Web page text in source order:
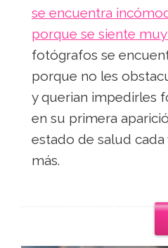
se encuentra
porque se siente
fotógrafos se
porque no les
y querian impedirles
en su primera
estado de salud
más.